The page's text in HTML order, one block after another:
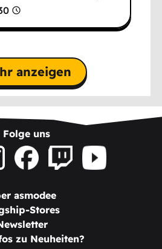
anzeigen
Folge uns
asmodee
Stores
zu Neuheiten?